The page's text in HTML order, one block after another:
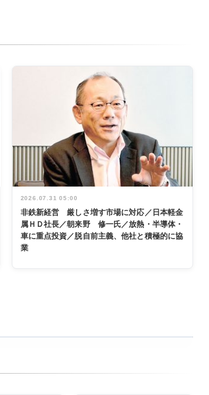
2026.07.31 05:00
非鉄新経営 厳しさ増す市場に対応／日本軽金
属ＨＤ社長／朝来野 修一氏／放熱・半導体・
車に重点投資／脱自前主義、他社と積極的に協
業